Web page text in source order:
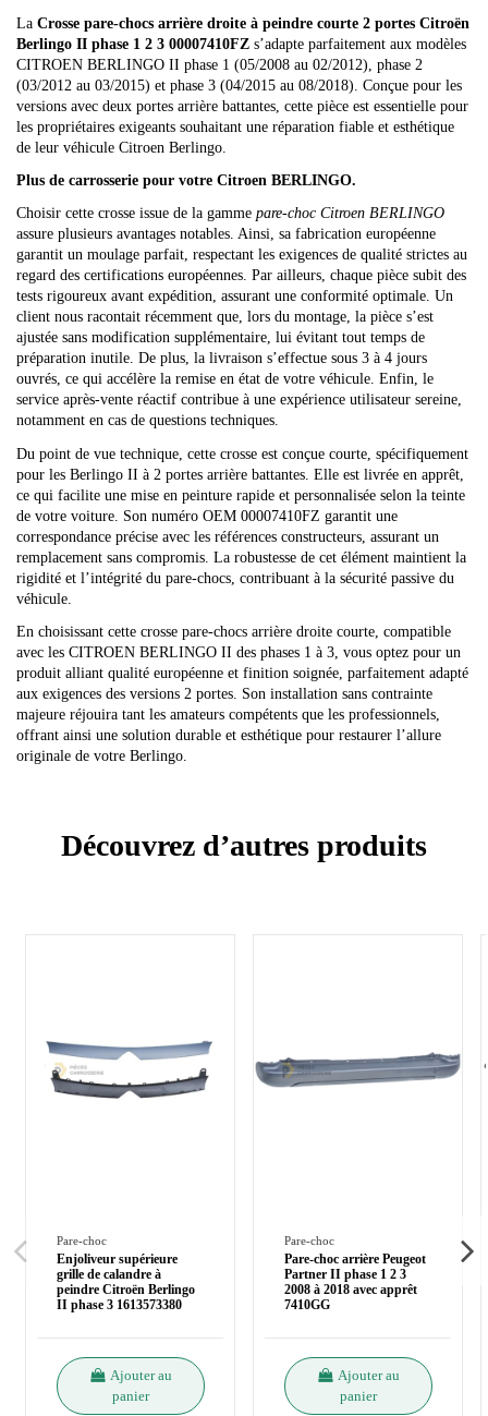
La Crosse pare-chocs arrière droite à peindre courte 2 portes Citroën
Berlingo II phase 1 2 3 00007410FZ s’adapte parfaitement aux modèles
CITROEN BERLINGO II phase 1 (05/2008 au 02/2012), phase 2
(03/2012 au 03/2015) et phase 3 (04/2015 au 08/2018). Conçue pour les
versions avec deux portes arrière battantes, cette pièce est essentielle pour
les propriétaires exigeants souhaitant une réparation fiable et esthétique
de leur véhicule Citroen Berlingo.
Plus de carrosserie pour votre Citroen BERLINGO.
Choisir cette crosse issue de la gamme pare-choc Citroen BERLINGO
assure plusieurs avantages notables. Ainsi, sa fabrication européenne
garantit un moulage parfait, respectant les exigences de qualité strictes au
regard des certifications européennes. Par ailleurs, chaque pièce subit des
tests rigoureux avant expédition, assurant une conformité optimale. Un
client nous racontait récemment que, lors du montage, la pièce s’est
ajustée sans modification supplémentaire, lui évitant tout temps de
préparation inutile. De plus, la livraison s’effectue sous 3 à 4 jours
ouvrés, ce qui accélère la remise en état de votre véhicule. Enfin, le
service après-vente réactif contribue à une expérience utilisateur sereine,
notamment en cas de questions techniques.
Du point de vue technique, cette crosse est conçue courte, spécifiquement
pour les Berlingo II à 2 portes arrière battantes. Elle est livrée en apprêt,
ce qui facilite une mise en peinture rapide et personnalisée selon la teinte
de votre voiture. Son numéro OEM 00007410FZ garantit une
correspondance précise avec les références constructeurs, assurant un
remplacement sans compromis. La robustesse de cet élément maintient la
rigidité et l’intégrité du pare-chocs, contribuant à la sécurité passive du
véhicule.
En choisissant cette crosse pare-chocs arrière droite courte, compatible
avec les CITROEN BERLINGO II des phases 1 à 3, vous optez pour un
produit alliant qualité européenne et finition soignée, parfaitement adapté
aux exigences des versions 2 portes. Son installation sans contrainte
majeure réjouira tant les amateurs compétents que les professionnels,
offrant ainsi une solution durable et esthétique pour restaurer l’allure
originale de votre Berlingo.
Découvrez d’autres produits
Pare-choc
Enjoliveur supérieure
grille de calandre à
peindre Citroën Berlingo
II phase 3 1613573380
Ajouter au
panier
Pare-choc
Pare-choc arrière Peugeot
Partner II phase 1 2 3
2008 à 2018 avec apprêt
7410GG
Ajouter au
panier